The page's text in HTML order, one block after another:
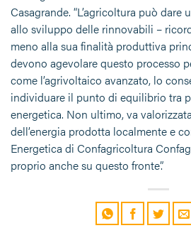
Casagrande. “L’agricoltura può
allo sviluppo delle rinnovabili –
meno alla sua finalità produttiva
devono agevolare questo processo
come l’agrivoltaico avanzato, lo
individuare il punto di equilibrio tra
energetica. Non ultimo, va
dell’energia prodotta localmente e
Energetica di Confagricoltura
proprio anche su questo fronte”.